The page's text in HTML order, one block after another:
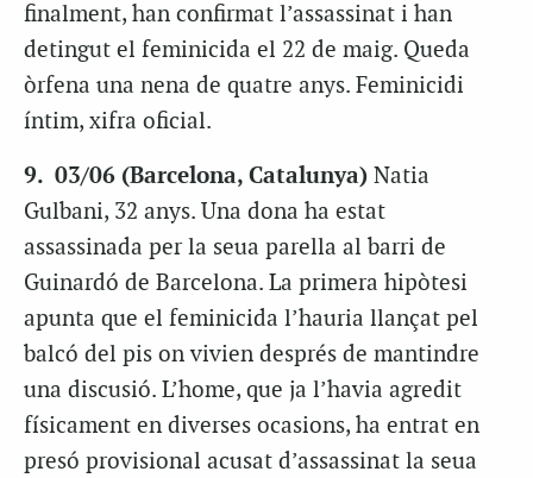
finalment, han confirmat l’assassinat i han
detingut el feminicida el 22 de maig. Queda
òrfena una nena de quatre anys. Feminicidi
íntim, xifra oficial.
9. 03/06 (Barcelona, Catalunya) Natia
Gulbani, 32 anys. Una dona ha estat
assassinada per la seua parella al barri de
Guinardó de Barcelona. La primera hipòtesi
apunta que el feminicida l’hauria llançat pel
balcó del pis on vivien després de mantindre
una discusió. L’home, que ja l’havia agredit
físicament en diverses ocasions, ha entrat en
presó provisional acusat d’assassinat la seua